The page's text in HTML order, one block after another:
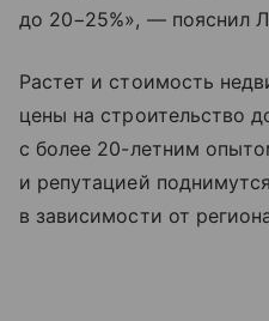
до 20−25%», — пояснил
Растет и стоимость
цены на строительство
с более 20-летним
и репутацией
в зависимости от